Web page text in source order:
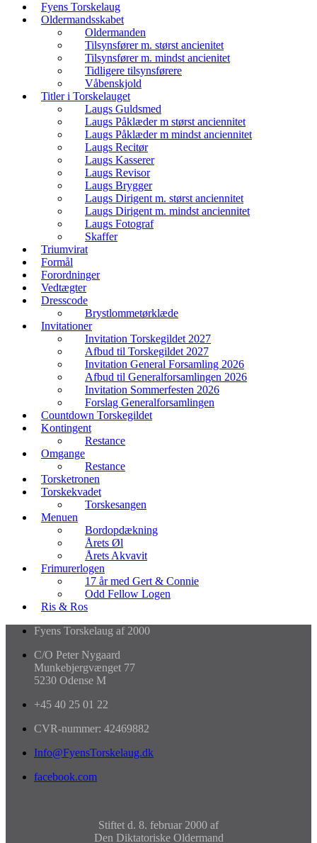
Fyens Torskelaug
Oldermandsskabet
Oldermanden
Tilsynsfører m. størst ancienitet
Tilsynsfører m. mindst ancienitet
Tidligere tilsynsførere
Våbenskjold
Titler i Torskelauget
Laugs Guldsmed
Laugs Påklæder m størst anciennitet
Laugs Påklæder m mindst anciennitet
Laugs Recitør
Laugs Kasserer
Laugs Revisor
Laugs Brygger
Laugs Dirigent m. størst anciennitet
Laugs Dirigent m. mindst anciennitet
Laugs Fotograf
Skaffer
Triumvirat
Formål
Forordninger
Vedtægter
Dresscode
Brystlommetørklæde
Invitationer
Invitation Torskegildet 2027
Afbud til Torskegildet 2027
Invitation General Forsamling 2026
Afbud til Generalforsamlingen 2026
Invitation Sommerfesten 2026
Forslag Generalforsamlingen
Countdown Torskegildet
Kontingent
Restance
Omgange
Restance
Torsketronen
Torskekvadet
Torskesangen
Menuen
Bordopdækning
Årets Øl
Årets Akvavit
Frimurerlogen
17 år med Gert & Connie
Odd Fellow Logen
Ris & Ros
Fyens Torskelaug af 2000
C/O Peter Nygaard
Munkebjergvænget 77
5230 Odense M
+45 40 25 01 22
CVR-nummer: 42469882
Info@FyensTorskelaug.dk
facebook.com
Stiftet d. 8. februar 2000 af
Den Diktatoriske Oldermand